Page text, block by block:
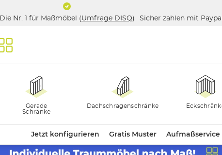
Die Nr. 1 für Maßmöbel (Umfrage DISQ) Sicher zahlen mit
Gerade
Schränke
Dachschrägenschränke
Jetzt konfigurieren Gratis Muster Aufmaßservice